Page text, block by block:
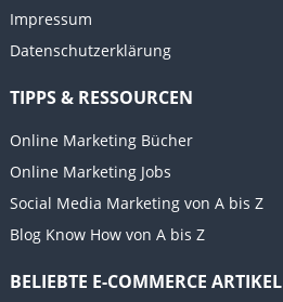
Impressum
Datenschutzerklärung
TIPPS & RESSOURCEN
Online Marketing Bücher
Online Marketing Jobs
Social Media Marketing von A bis Z
Blog Know How von A bis Z
BELIEBTE E-COMMERCE ARTIKEL